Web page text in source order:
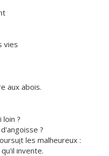
vies
aux abois.
?
?
it les malheureux :
invente.